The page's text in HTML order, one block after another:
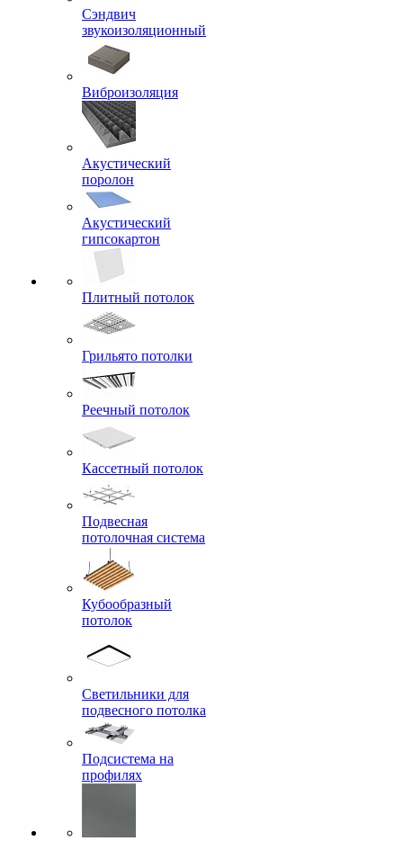
Сэндвич
звукоизоляционный
Виброизоляция
Акустический
поролон
Акустический
гипсокартон
Плитный потолок
Грильято потолки
Реечный потолок
Кассетный потолок
Подвесная
потолочная система
Кубообразный
потолок
Светильники для
подвесного потолка
Подсистема на
профилях